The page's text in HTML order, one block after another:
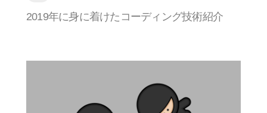
2019年に身に着けたコーディング技術紹介